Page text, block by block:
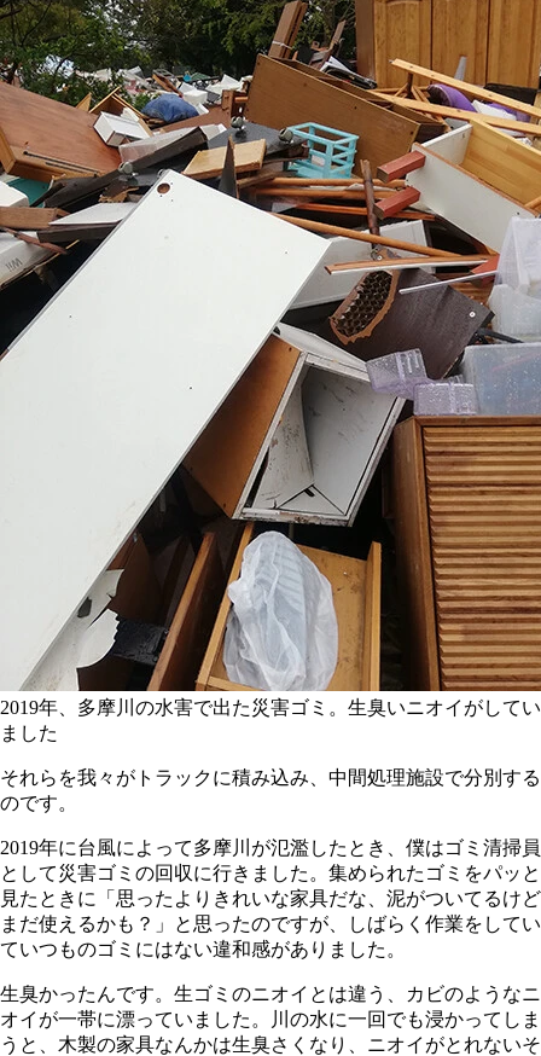
2019年、多摩川の水害で出た災害ゴミ。生臭いニオイがしてい
ました
それらを我々がトラックに積み込み、中間処理施設で分別する
のです。
2019年に台風によって多摩川が氾濫したとき、僕はゴミ清掃員
として災害ゴミの回収に行きました。集められたゴミをパッと
見たときに「思ったよりきれいな家具だな、泥がついてるけど
まだ使えるかも？」と思ったのですが、しばらく作業をしてい
ていつものゴミにはない違和感がありました。
生臭かったんです。生ゴミのニオイとは違う、カビのようなニ
オイが一帯に漂っていました。川の水に一回でも浸かってしま
うと、木製の家具なんかは生臭さくなり、ニオイがとれないそ